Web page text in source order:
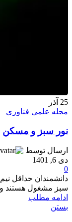
25 آذر
مجله علمی فناوری
نور سبز و مسکن
ارسال توسط
دی 6, 1401
0
دانشمندان حداقل
سبز مشغول هستند
ادامه مطلب
بستن